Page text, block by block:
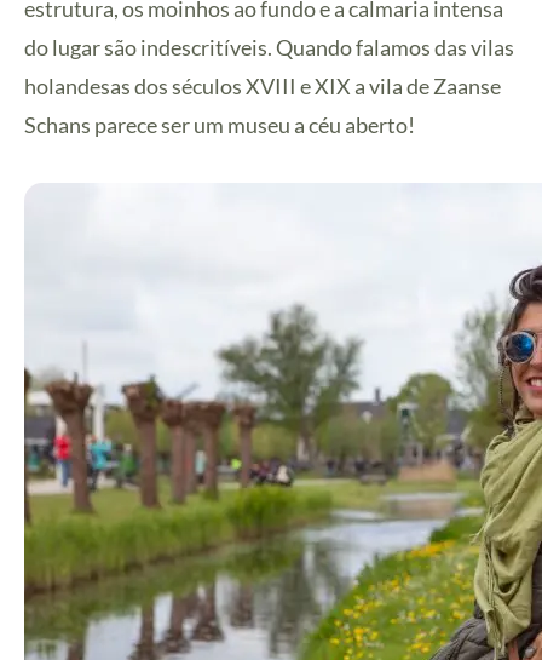
estrutura, os moinhos ao fundo e a calmaria intensa
do lugar são indescritíveis. Quando falamos das vilas
holandesas dos séculos XVIII e XIX a vila de Zaanse
Schans parece ser um museu a céu aberto!